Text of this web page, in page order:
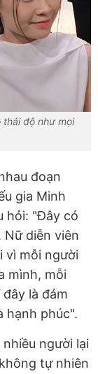
độ như mọi
đoạn
gia Minh
hỏi: "Đây có
Nữ diễn viên
vì mỗi người
mình, mỗi
là đám
hạnh phúc".
người lại
tự nhiên